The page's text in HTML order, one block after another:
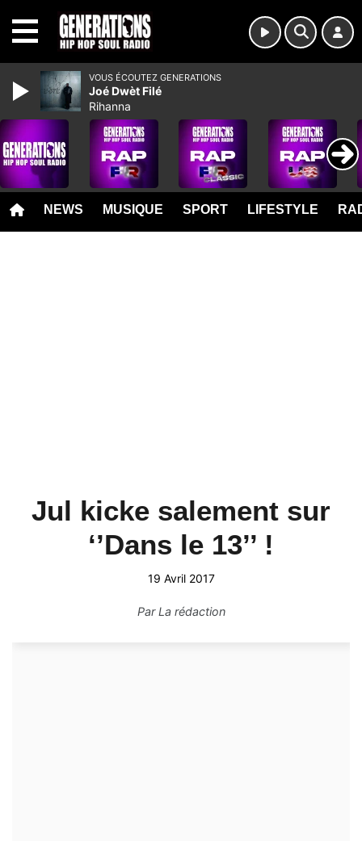
NEWS MUSIQUE SPORT LIFESTYLE
Jul kicke salement sur
‘’Dans le 13’’ !
19 Avril 2017
ParLa rédaction
VOUS ÉCOUTEZ GENERATIONS
Joé Dwèt Filé
Rihanna